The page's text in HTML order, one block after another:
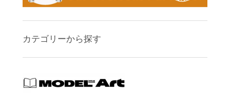
カテゴリーから探す